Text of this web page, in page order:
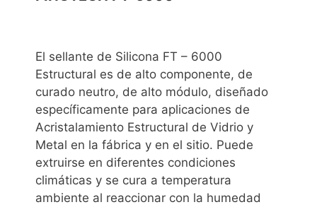
El sellante de Silicona FT – 6000
Estructural es de alto componente, de
curado neutro, de alto módulo, diseñado
específicamente para aplicaciones de
Acristalamiento Estructural de Vidrio y
Metal en la fábrica y en el sitio. Puede
extruirse en diferentes condiciones
climáticas y se cura a temperatura
ambiente al reaccionar con la humedad